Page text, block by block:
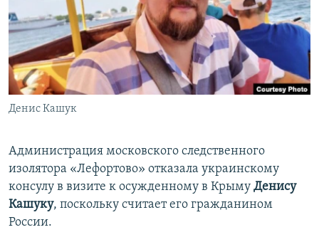
ПОБЕДИТЕЛЕЙ НЕ СУДЯТ?
КРЫМ.НЕПОКОРЕННЫЙ
ELIFBE
УКРАИНСКАЯ ПРОБЛЕМА КРЫМА
ПРИСОЕДИНЯЙТЕСЬ!
Все сайты RFE/RL
Денис Кашук
Администрация московского следственного
изолятора «Лефортово» отказала украинскому
консулу в визите к осужденному в Крыму Денису
Кашуку, поскольку считает его гражданином
России.